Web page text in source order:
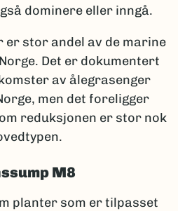
dominere eller inngå.
er stor andel av de marine
Det er dokumentert
av ålegrasenger
men det foreligger
reduksjonen er stor nok
M8
planter som er tilpasset